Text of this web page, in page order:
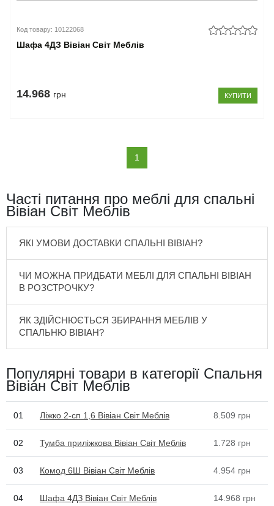
Код товару: 10122068
Шафа 4ДЗ Вівіан Світ Меблів
14.968 грн КУПИТИ
1
Часті питання про меблі для спальні
Вівіан Світ Меблів
ЯКІ УМОВИ ДОСТАВКИ СПАЛЬНІ ВІВІАН?
ЧИ МОЖНА ПРИДБАТИ МЕБЛІ ДЛЯ СПАЛЬНІ ВІВІАН
В РОЗСТРОЧКУ?
ЯК ЗДІЙСНЮЄТЬСЯ ЗБИРАННЯ МЕБЛІВ У
СПАЛЬНЮ ВІВІАН?
Популярні товари в категорії Спальня
Вівіан Світ Меблів
01 Ліжко 2-сп 1,6 Вівіан Світ Меблів 8.509 грн
02 Тумба приліжкова Вівіан Світ Меблів 1.728 грн
03 Комод 6Ш Вівіан Світ Меблів 4.954 грн
04 Шафа 4ДЗ Вівіан Світ Меблів 14.968 грн